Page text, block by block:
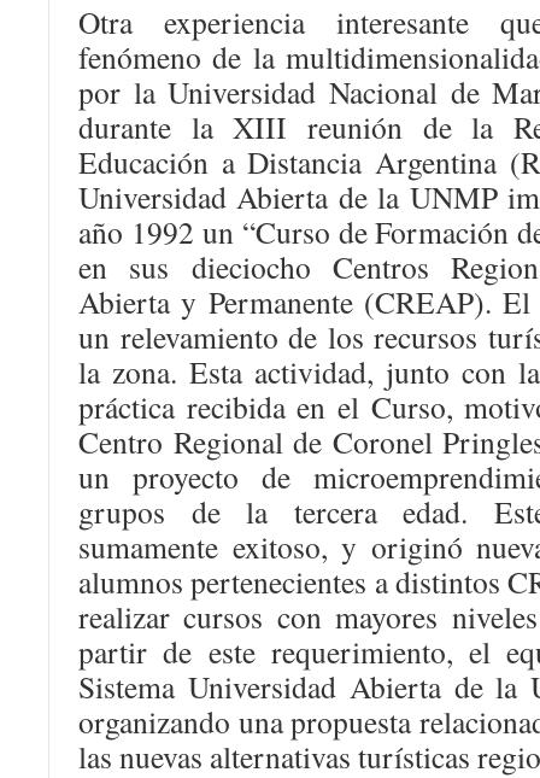
Otra experiencia interesante
fenómeno de la
por la Universidad Nacional de
durante la XIII reunión de la
Educación a Distancia Argentina
Universidad Abierta de la UNMP
año 1992 un “Curso de Formación
en sus dieciocho Centros
Abierta y Permanente (CREAP).
un relevamiento de los recursos
la zona. Esta actividad, junto con
práctica recibida en el Curso,
Centro Regional de Coronel
un proyecto de
grupos de la tercera edad.
sumamente exitoso, y originó
alumnos pertenecientes a distintos
realizar cursos con mayores
partir de este requerimiento, el
Sistema Universidad Abierta de la
organizando una propuesta
las nuevas alternativas turísticas